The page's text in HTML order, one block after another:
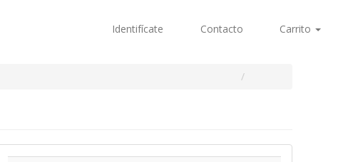
Identifícate Contacto Carrito